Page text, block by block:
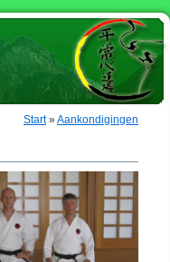
Start»Aankondigingen